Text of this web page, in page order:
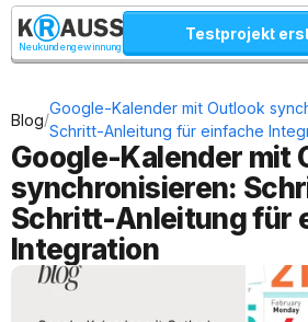
Neukundengewinnung
Testprojekt
Blog/
Google-Kalender mit Outlook
Schritt-Anleitung für einfache
Google-Kalender mit
synchronisieren:
Schritt-Anleitung für
Integration